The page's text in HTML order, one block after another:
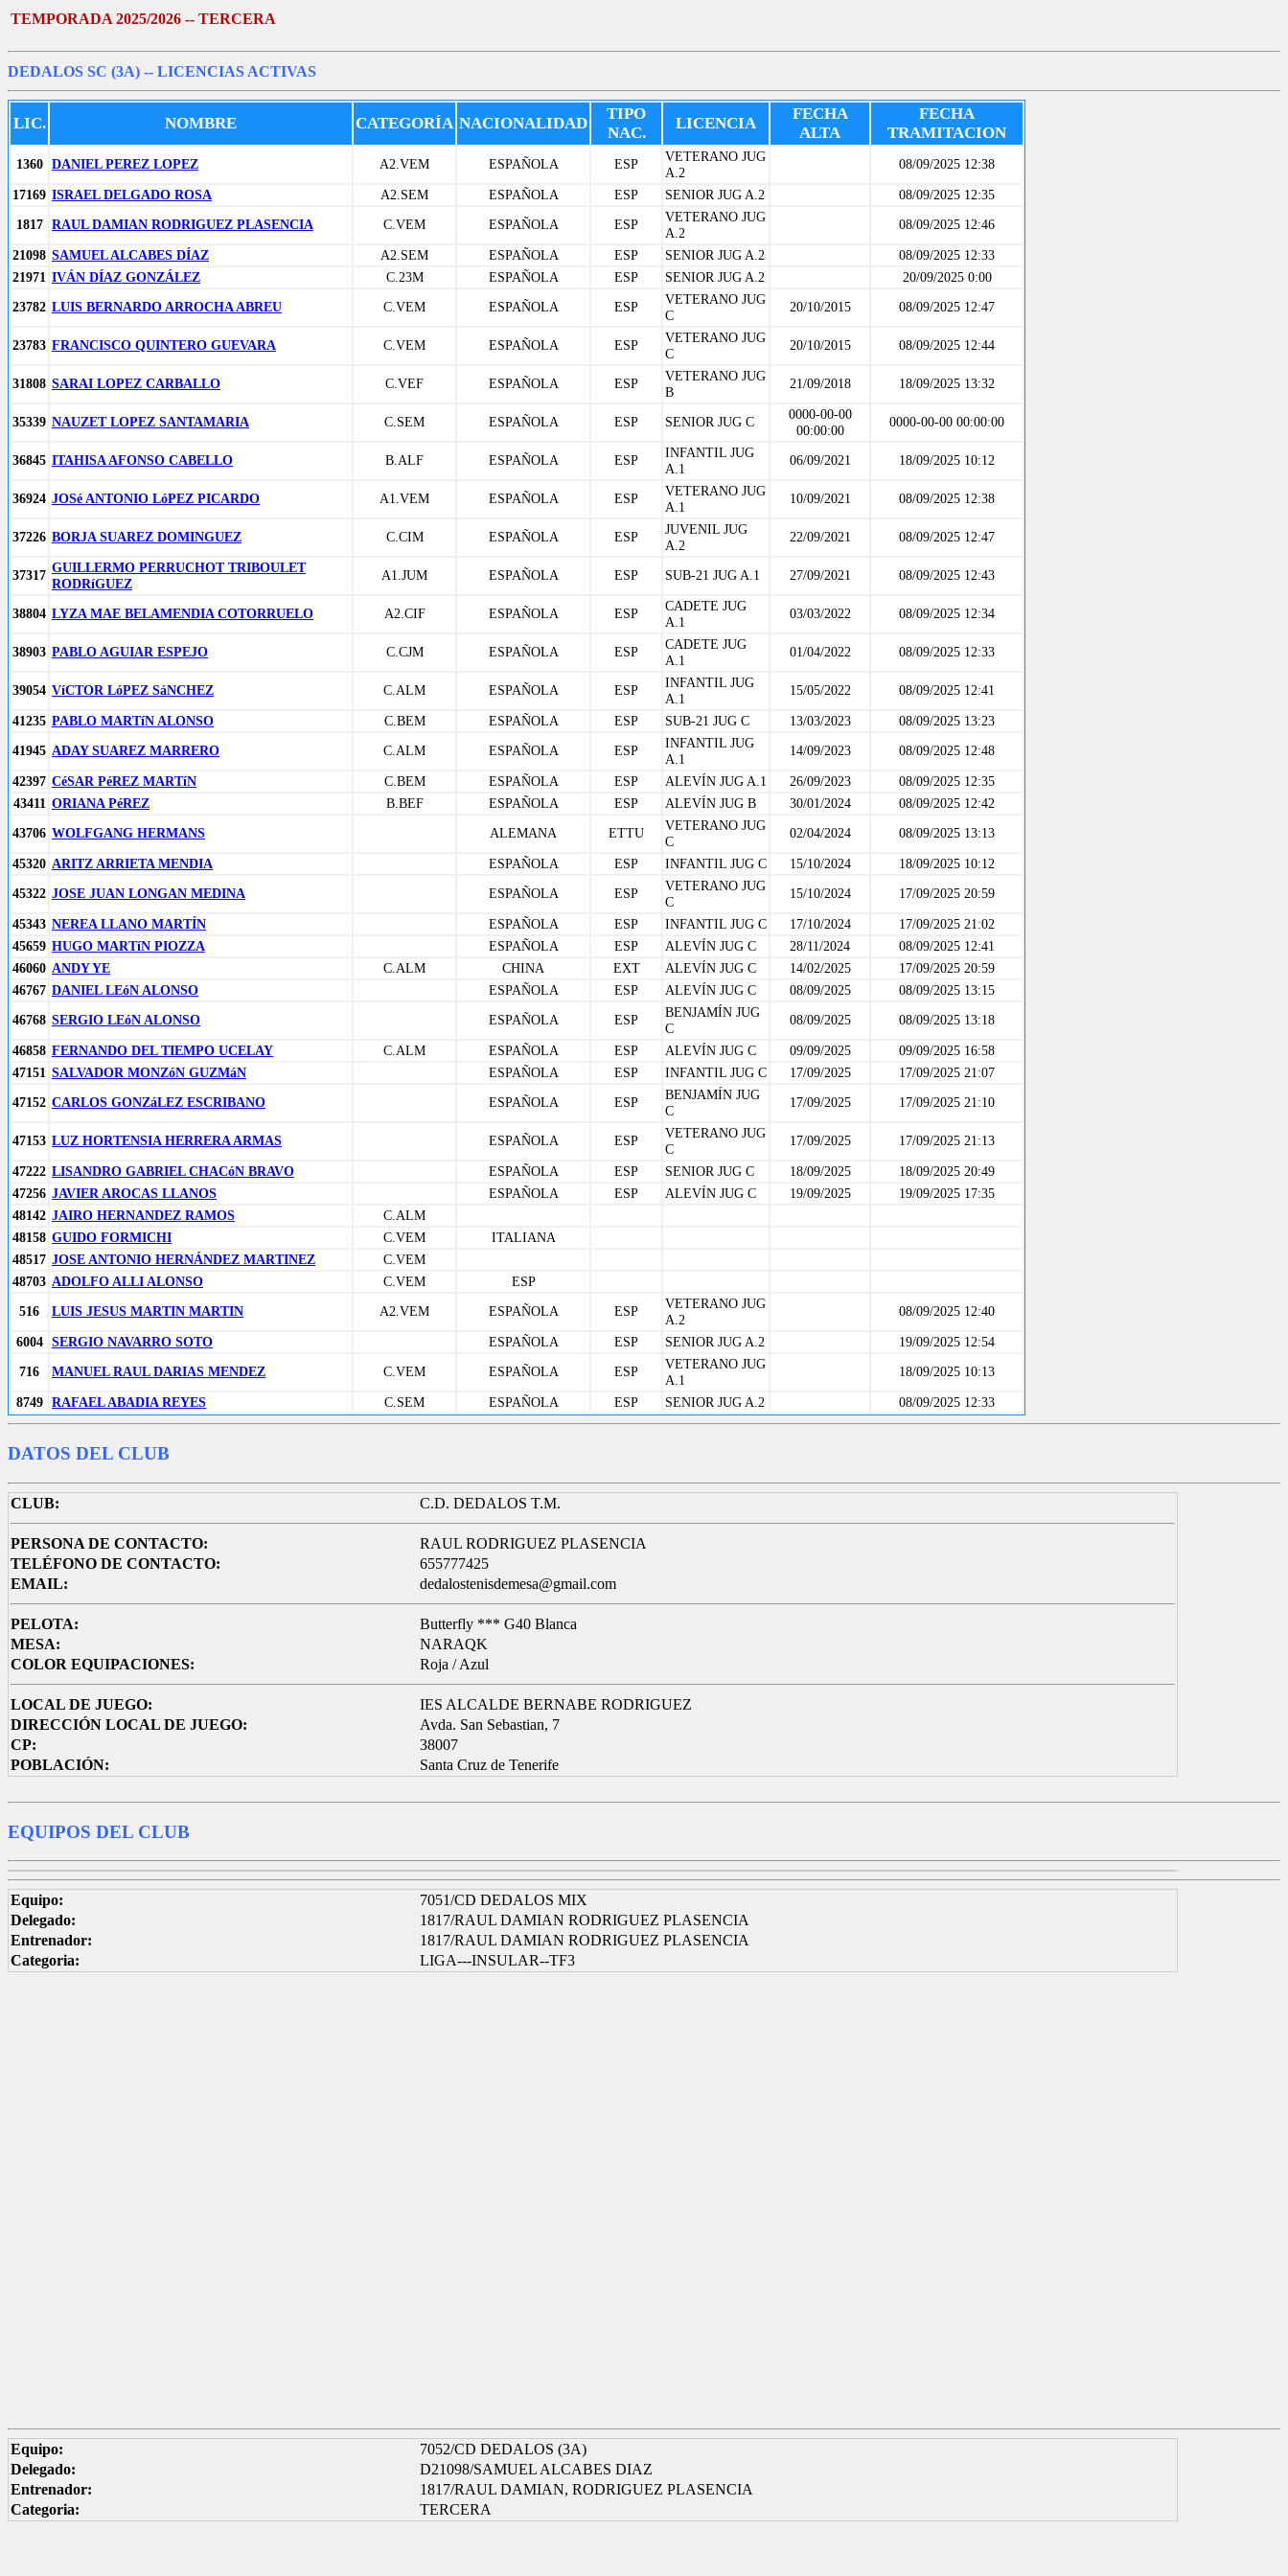
TEMPORADA 2025/2026 -- TERCERA
DEDALOS SC (3A) -- LICENCIAS ACTIVAS
LIC. NOMBRE CATEGORÍA NACIONALIDAD
TIPO
NAC.
LICENCIA
FECHA
ALTA
FECHA
TRAMITACION
1360 DANIEL PEREZ LOPEZ A2.VEM ESPAÑOLA ESP
VETERANO JUG
A.2
08/09/2025 12:38
17169 ISRAEL DELGADO ROSA A2.SEM ESPAÑOLA ESP SENIOR JUG A.2
08/09/2025 12:35
1817 RAUL DAMIAN RODRIGUEZ PLASENCIA C.VEM ESPAÑOLA ESP
VETERANO JUG
A.2
08/09/2025 12:46
21098 SAMUEL ALCABES DÍAZ A2.SEM ESPAÑOLA ESP SENIOR JUG A.2
08/09/2025 12:33
21971 IVÁN DÍAZ GONZÁLEZ C.23M ESPAÑOLA ESP SENIOR JUG A.2
20/09/2025 0:00
23782 LUIS BERNARDO ARROCHA ABREU C.VEM ESPAÑOLA ESP
VETERANO JUG
C
20/10/2015 08/09/2025 12:47
23783 FRANCISCO QUINTERO GUEVARA C.VEM ESPAÑOLA ESP
VETERANO JUG
C
20/10/2015 08/09/2025 12:44
31808 SARAI LOPEZ CARBALLO C.VEF ESPAÑOLA ESP
VETERANO JUG
B
21/09/2018 18/09/2025 13:32
35339 NAUZET LOPEZ SANTAMARIA C.SEM ESPAÑOLA ESP SENIOR JUG C
0000-00-00
00:00:00
0000-00-00 00:00:00
36845 ITAHISA AFONSO CABELLO B.ALF ESPAÑOLA ESP
INFANTIL JUG
A.1
06/09/2021 18/09/2025 10:12
36924 JOSé ANTONIO LóPEZ PICARDO A1.VEM ESPAÑOLA ESP
VETERANO JUG
A.1
10/09/2021 08/09/2025 12:38
37226 BORJA SUAREZ DOMINGUEZ C.CIM ESPAÑOLA ESP
JUVENIL JUG
A.2
22/09/2021 08/09/2025 12:47
37317 GUILLERMO PERRUCHOT TRIBOULET
RODRíGUEZ
A1.JUM ESPAÑOLA ESP SUB-21 JUG A.1 27/09/2021 08/09/2025 12:43
38804 LYZA MAE BELAMENDIA COTORRUELO A2.CIF ESPAÑOLA ESP
CADETE JUG
A.1
03/03/2022 08/09/2025 12:34
38903 PABLO AGUIAR ESPEJO C.CJM ESPAÑOLA ESP
CADETE JUG
A.1
01/04/2022 08/09/2025 12:33
39054 VíCTOR LóPEZ SáNCHEZ C.ALM ESPAÑOLA ESP
INFANTIL JUG
A.1
15/05/2022
08/09/2025 12:41
41235 PABLO MARTíN ALONSO C.BEM ESPAÑOLA ESP SUB-21 JUG C 13/03/2023
08/09/2025 13:23
41945 ADAY SUAREZ MARRERO C.ALM ESPAÑOLA ESP
INFANTIL JUG
A.1
14/09/2023
08/09/2025 12:48
42397 CéSAR PéREZ MARTíN C.BEM ESPAÑOLA ESP ALEVÍN JUG A.1 26/09/2023
08/09/2025 12:35
43411 ORIANA PéREZ B.BEF ESPAÑOLA ESP ALEVÍN JUG B 30/01/2024
08/09/2025 12:42
43706 WOLFGANG HERMANS ALEMANA ETTU
VETERANO JUG
C
02/04/2024
08/09/2025 13:13
45320 ARITZ ARRIETA MENDIA ESPAÑOLA ESP INFANTIL JUG C 15/10/2024
18/09/2025 10:12
45322 JOSE JUAN LONGAN MEDINA ESPAÑOLA ESP
VETERANO JUG
C
15/10/2024
17/09/2025 20:59
45343 NEREA LLANO MARTÍN ESPAÑOLA ESP INFANTIL JUG C 17/10/2024
17/09/2025 21:02
45659 HUGO MARTíN PIOZZA ESPAÑOLA ESP ALEVÍN JUG C 28/11/2024
08/09/2025 12:41
46060 ANDY YE C.ALM CHINA EXT ALEVÍN JUG C 14/02/2025
17/09/2025 20:59
46767 DANIEL LEóN ALONSO ESPAÑOLA ESP ALEVÍN JUG C 08/09/2025
08/09/2025 13:15
46768 SERGIO LEóN ALONSO ESPAÑOLA ESP
BENJAMÍN JUG
C
08/09/2025
08/09/2025 13:18
46858 FERNANDO DEL TIEMPO UCELAY C.ALM ESPAÑOLA ESP ALEVÍN JUG C 09/09/2025
09/09/2025 16:58
47151 SALVADOR MONZóN GUZMáN ESPAÑOLA ESP INFANTIL JUG C 17/09/2025
17/09/2025 21:07
47152 CARLOS GONZáLEZ ESCRIBANO ESPAÑOLA ESP
BENJAMÍN JUG
C
17/09/2025 17/09/2025 21:10
47153 LUZ HORTENSIA HERRERA ARMAS ESPAÑOLA ESP
VETERANO JUG
C
17/09/2025
17/09/2025 21:13
47222 LISANDRO GABRIEL CHACóN BRAVO ESPAÑOLA ESP SENIOR JUG C 18/09/2025
18/09/2025 20:49
47256 JAVIER AROCAS LLANOS ESPAÑOLA ESP ALEVÍN JUG C 19/09/2025
19/09/2025 17:35
48142 JAIRO HERNANDEZ RAMOS
C.ALM
48158 GUIDO FORMICHI C.VEM
ITALIANA
48517 JOSE ANTONIO HERNÁNDEZ MARTINEZ
C.VEM
48703 ADOLFO ALLI ALONSO C.VEM
ESP
516
LUIS JESUS MARTIN MARTIN A2.VEM ESPAÑOLA ESP
VETERANO JUG
A.2
08/09/2025 12:40
6004 SERGIO NAVARRO SOTO ESPAÑOLA ESP SENIOR JUG A.2
19/09/2025 12:54
716
MANUEL RAUL DARIAS MENDEZ C.VEM ESPAÑOLA ESP
VETERANO JUG
A.1
18/09/2025 10:13
8749 RAFAEL ABADIA REYES C.SEM ESPAÑOLA ESP SENIOR JUG A.2 08/09/2025 12:33
DATOS DEL CLUB
CLUB: C.D. DEDALOS T.M.
PERSONA DE CONTACTO:
RAUL RODRIGUEZ PLASENCIA
TELÉFONO DE CONTACTO:
655777425
EMAIL:
dedalostenisdemesa@gmail.com
PELOTA:
Butterfly *** G40 Blanca
MESA:
NARAQK
COLOR EQUIPACIONES:
Roja / Azul
LOCAL DE JUEGO:
IES ALCALDE BERNABE RODRIGUEZ
DIRECCIÓN LOCAL DE JUEGO:
Avda. San Sebastian, 7
CP:
38007
POBLACIÓN:
Santa Cruz de Tenerife
EQUIPOS DEL CLUB
Equipo:
7051/CD DEDALOS MIX
Delegado:
1817/RAUL DAMIAN RODRIGUEZ PLASENCIA
Entrenador:
1817/RAUL DAMIAN RODRIGUEZ PLASENCIA
Categoria:
LIGA---INSULAR--TF3
Equipo:
7052/CD DEDALOS (3A)
Delegado:
D21098/SAMUEL ALCABES DIAZ
Entrenador:
1817/RAUL DAMIAN, RODRIGUEZ PLASENCIA
Categoria:
TERCERA